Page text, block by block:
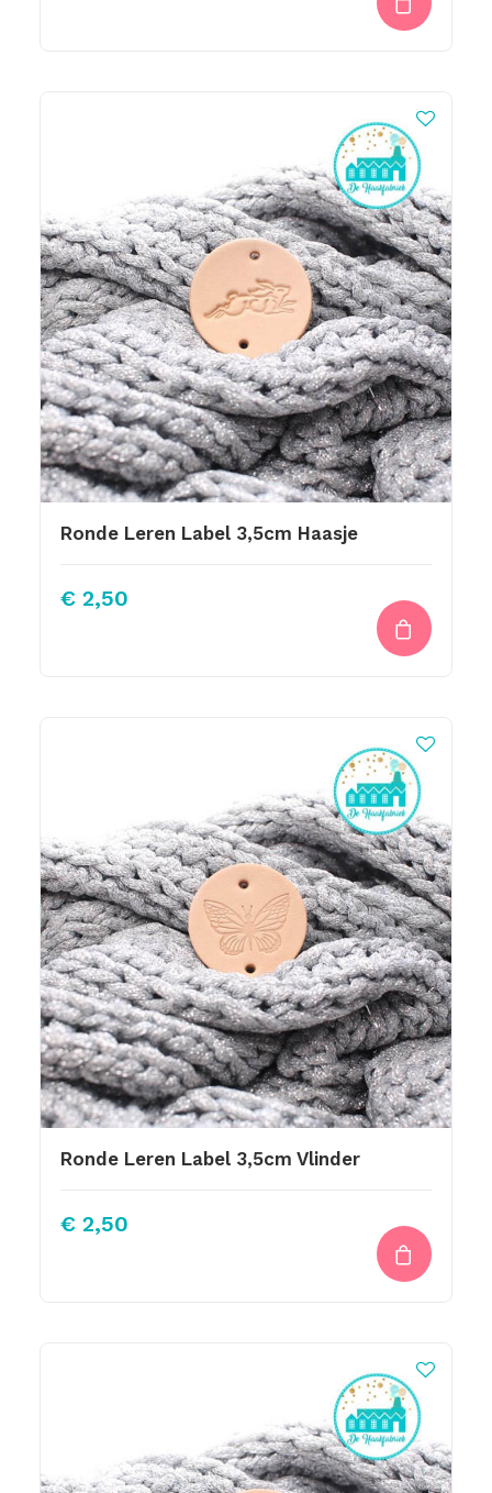
Ronde Leren Label 3,5cm Haasje
€ 2,50
Ronde Leren Label 3,5cm Vlinder
€ 2,50